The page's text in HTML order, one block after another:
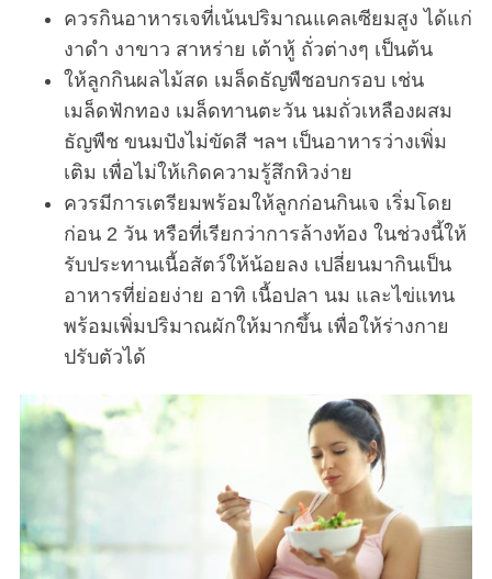
ควรกินอาหารเจที่เน้นปริมาณแคลเซียมสูง ได้แก่
งาดำ งาขาว สาหร่าย เต้าหู้ ถั่วต่างๆ เป็นต้น
ให้ลูกกินผลไม้สด เมล็ดธัญพืชอบกรอบ เช่น
เมล็ดฟักทอง เมล็ดทานตะวัน นมถั่วเหลืองผสม
ธัญพืช ขนมปังไม่ขัดสี ฯลฯ เป็นอาหารว่างเพิ่ม
เติม เพื่อไม่ให้เกิดความรู้สึกหิวง่าย
ควรมีการเตรียมพร้อมให้ลูกก่อนกินเจ เริ่มโดย
ก่อน 2 วัน หรือที่เรียกว่าการล้างท้อง ในช่วงนี้ให้
รับประทานเนื้อสัตว์ให้น้อยลง เปลี่ยนมากินเป็น
อาหารที่ย่อยง่าย อาทิ เนื้อปลา นม และไข่แทน
พร้อมเพิ่มปริมาณผักให้มากขึ้น เพื่อให้ร่างกาย
ปรับตัวได้